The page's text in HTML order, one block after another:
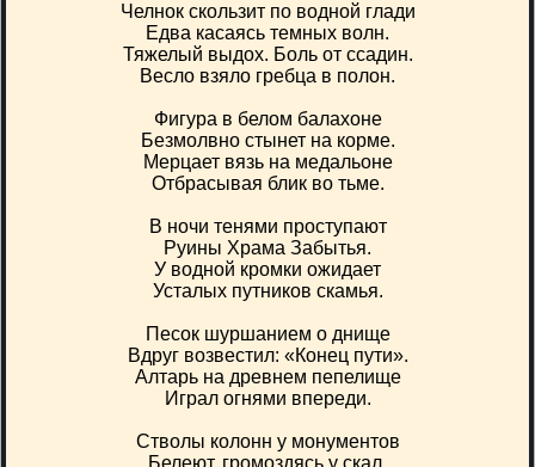
Челнок скользит по водной глади
Едва касаясь темных волн.
Тяжелый выдох. Боль от ссадин.
Весло взяло гребца в полон.
Фигура в белом балахоне
Безмолвно стынет на корме.
Мерцает вязь на медальоне
Отбрасывая блик во тьме.
В ночи тенями проступают
Руины Храма Забытья.
У водной кромки ожидает
Усталых путников скамья.
Песок шуршанием о днище
Вдруг возвестил: «Конец пути».
Алтарь на древнем пепелище
Играл огнями впереди.
Стволы колонн у монументов
Белеют, громоздясь у скал.